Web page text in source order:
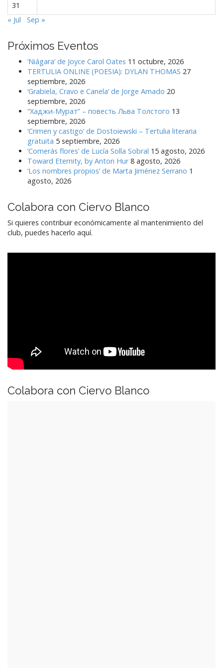
31
« Jul
Sep »
Próximos Eventos
‘Niágara’ de Joyce Carol Oates 11 octubre, 2026
TERTULIA ONLINE (POESIA): DYLAN THOMAS 27
septiembre, 2026
‘Grabiela, Cravo e Canela’ de Jorge Amado 20
septiembre, 2026
“Хаджи-Мурат” – повесть Льва Толстого 13
septiembre, 2026
‘Crimen y castigo’ de Dostoiewski – Tertulia literaria
gratuita 5 septiembre, 2026
‘Comerás flores’ de Lucía Solla Sobral 15 agosto, 2026
Toward Eternity, by Anton Hur 8 agosto, 2026
‘Los nombres propios’ de Marta Jiménez Serrano 1
agosto, 2026
Colabora con Ciervo Blanco
Si quieres contribuir económicamente al mantenimiento del
club, puedes hacerlo aquí.
Colabora con Ciervo Blanco